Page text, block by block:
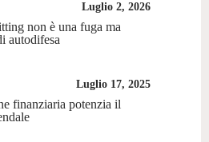
Luglio 2, 2026
non è una fuga ma
autodifesa
Luglio 17, 2025
finanziaria potenzia il